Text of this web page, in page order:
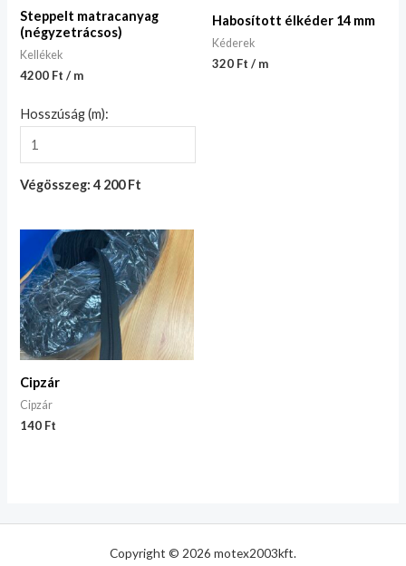
Steppelt matracanyag
(négyzetrácsos)
Kellékek
4200 Ft / m
Hosszúság (m):
Végösszeg: 4 200 Ft
Habosított élkéder 14 mm
Kéderek
320 Ft / m
Cipzár
Cipzár
140 Ft
Copyright © 2026 motex2003kft.